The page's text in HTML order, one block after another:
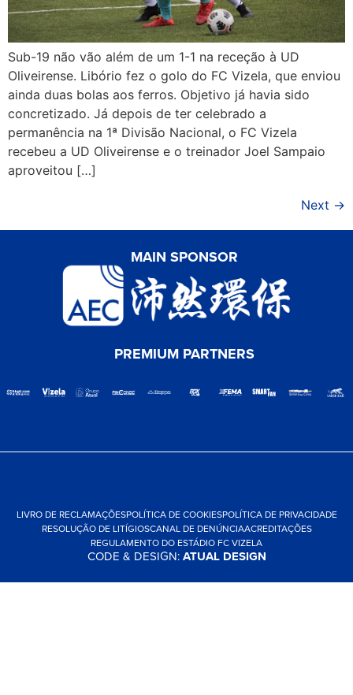
Sub-19 não vão além de um 1-1 na receção à UD
Oliveirense. Libório fez o golo do FC Vizela, que enviou
ainda duas bolas aos ferros. Objetivo já havia sido
concretizado. Já depois de ter celebrado a
permanência na 1ª Divisão Nacional, o FC Vizela
recebeu a UD Oliveirense e o treinador Joel Sampaio
aproveitou […]
Next →
MAIN SPONSOR
PREMIUM PARTNERS
LIVRO DE RECLAMAÇÕESPOLÍTICA DE COOKIESPOLÍTICA DE PRIVACIDADE
RESOLUÇÃO DE LITÍGIOSCANAL DE DENÚNCIAACREDITAÇÕES
REGULAMENTO DO ESTÁDIO FC VIZELA
CODE & DESIGN:ATUAL DESIGN